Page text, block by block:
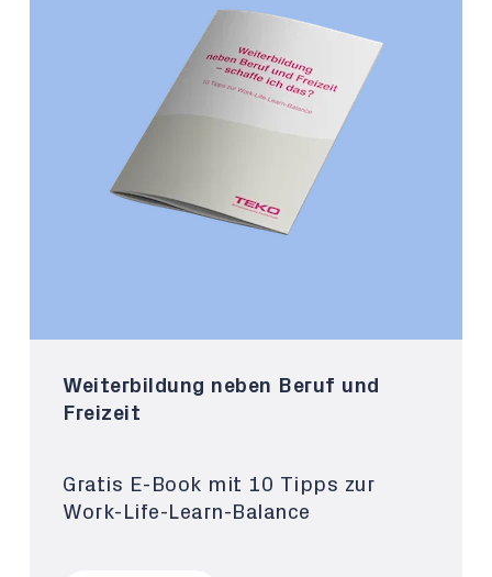
Weiterbildung neben Beruf und
Freizeit
Gratis E-Book mit 10 Tipps zur
Work-Life-Learn-Balance